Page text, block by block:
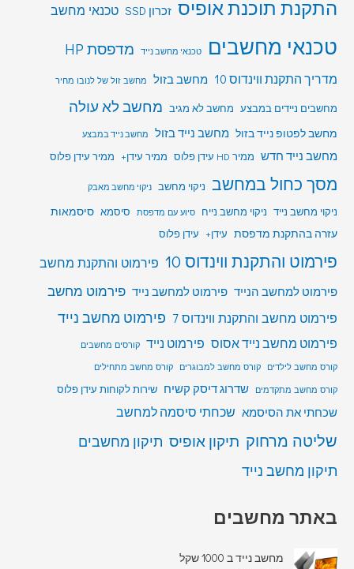
התקנת תוכנת אופיס זכרון SSD טכנאי מחשב
טכנאי מחשבים טכנאי מחשב נייד מדפסת HP
מדריך התקנת ווינדוס 10 מחשב בזול מחשב זול של לנובו מחיר
מחשבים ניידים במבצע מחשב לא מגיב מחשב לא עולה
מחשב לפטופ נייד בזול מחשב נייד בזול מחשב נייד במבצע
מחשב נייד חדש ממיר HD עידן פלוס ממיר עידן+ ממיר עידן פלוס
מסך כחול במחשב ניקוי מחשב ניקוי מחשב מאבק
ניקוי מחשב נייד ניקוי מחשב נייח סיוע עם מדפסת סיסמא סיסמאות
עזרה בהתקנת מדפסת עידן+ עידן פלוס
פירמוט והתקנת ווינדוס 10 פירמוט והתקנת מחשב
פירמוט למחשב הנייד פירמוט למחשב נייד פירמוט מחשב
פירמוט מחשב והתקנת ווינדוס 7
פירמוט מחשב נייד
פירמוט מחשב נייד אסוס פירמוט נייד קורסים מחשבים
קורס מחשב לילדים
קורס מחשב למבוגרים
קורס מחשב מתחילים
קורס מחשב מתקדמים
שדרוג דיסק קשיח שירות לקוחות עידן פלוס
שכחתי את הסיסמא שכחתי סיסמה למחשב
שליטה מרחוק תיקון אופיס תיקון מחשבים
תיקון מחשב נייד
באתר מחשבים
מחשב נייד ב 1000 שקל